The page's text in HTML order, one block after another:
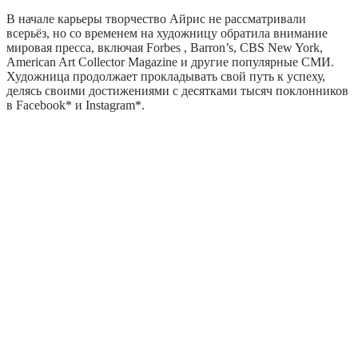
В начале карьеры творчество Айрис не рассматривали
всерьёз, но со временем на художницу обратила внимание
мировая пресса, включая Forbes , Barron’s, CBS New York,
American Art Collector Magazine и другие популярные СМИ.
Художница продолжает прокладывать свой путь к успеху,
делясь своими достижениями с десятками тысяч поклонников
в Facebook* и Instagram*.